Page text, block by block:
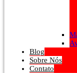
Blog
Sobre Nós
Contato